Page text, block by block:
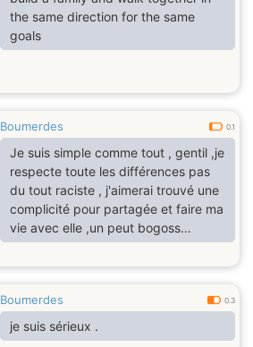
the same direction for the same
goals
Boumerdes 0.1
Je suis simple comme tout , gentil ,je
respecte toute les différences pas
du tout raciste , j'aimerai trouvé une
complicité pour partagée et faire ma
vie avec elle ,un peut bogoss
,sportif, artiste musiques Kabyles , je
suis très responsable très sérieux .
Boumerdes 0.3
je suis sérieux .